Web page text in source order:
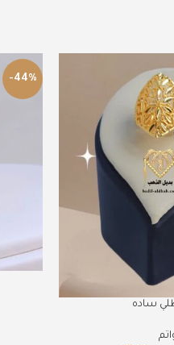
ساده
-44%